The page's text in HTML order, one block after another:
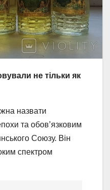
не тільки як
назвати
та обов’язковим
Союзу. Він
спектром